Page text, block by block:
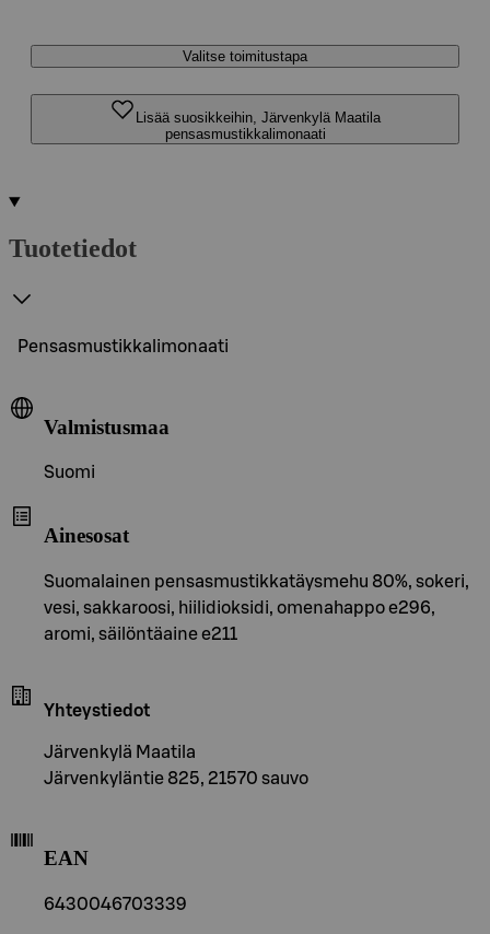
Valitse toimitustapa
Lisää suosikkeihin, Järvenkylä Maatila
pensasmustikkalimonaati
Tuotetiedot
Pensasmustikkalimonaati
Valmistusmaa
Suomi
Ainesosat
Suomalainen pensasmustikkatäysmehu 80%, sokeri,
vesi, sakkaroosi, hiilidioksidi, omenahappo e296,
aromi, säilöntäaine e211
Yhteystiedot
Järvenkylä Maatila
Järvenkyläntie 825, 21570 sauvo
EAN
6430046703339